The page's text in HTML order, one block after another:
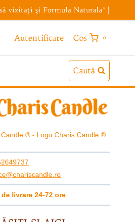
vizitaţi şi Formula Naturala®
Autentificare Cos 0
Caută
® - Logo Charis Candle ®
de livrare 24-72 ore